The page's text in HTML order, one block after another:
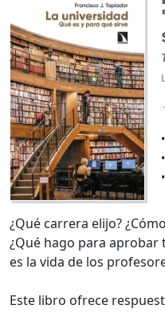
¿Qué carrera elijo?
¿Qué hago para aprobar
es la vida de los
Este libro ofrece